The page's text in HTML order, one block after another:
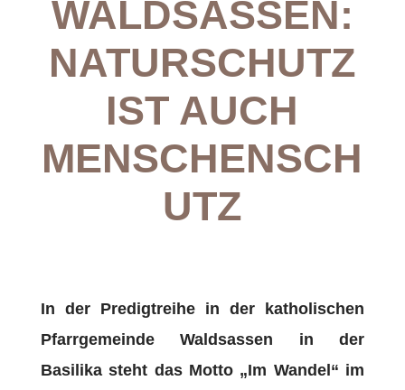
WALDSASSEN:
NATURSCHUTZ
IST AUCH
MENSCHENSCH
UTZ
In der Predigtreihe in der katholischen
Pfarrgemeinde Waldsassen in der
Basilika steht das Motto „Im Wandel“ im